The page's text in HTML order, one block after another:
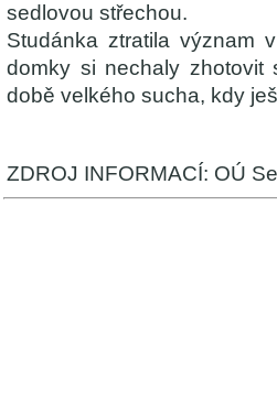
sedlovou střechou.
Studánka ztratila význam
domky si nechaly zhotovit
době velkého sucha, kdy
ZDROJ INFORMACÍ: OÚ